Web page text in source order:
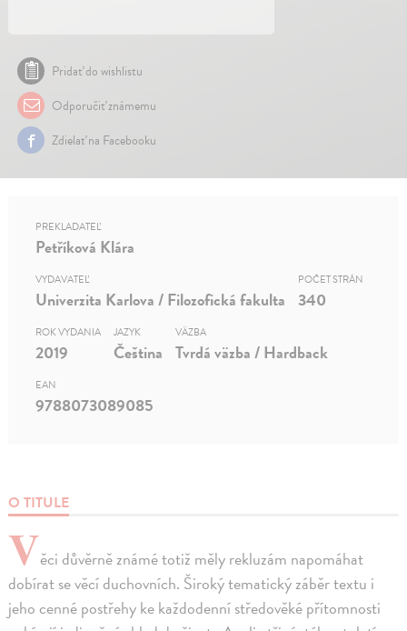
Pridať do wishlistu
Odporučiť známemu
Zdielať na Facebooku
O TITULE
Věci důvěrně známé totiž měly rekluzám napomáhat
dobírat se věcí duchovních. Široký tematický záběr textu i
jeho cenné postřehy ke každodenní středověké přítomnosti
PREKLADATEĽ
Petříková Klára
VYDAVATEĽ
Univerzita Karlova / Filozofická fakulta
POČET STRÁN
340
ROK VYDANIA
2019
JAZYK
Čeština
VÄZBA
Tvrdá väzba / Hardback
EAN
9788073089085